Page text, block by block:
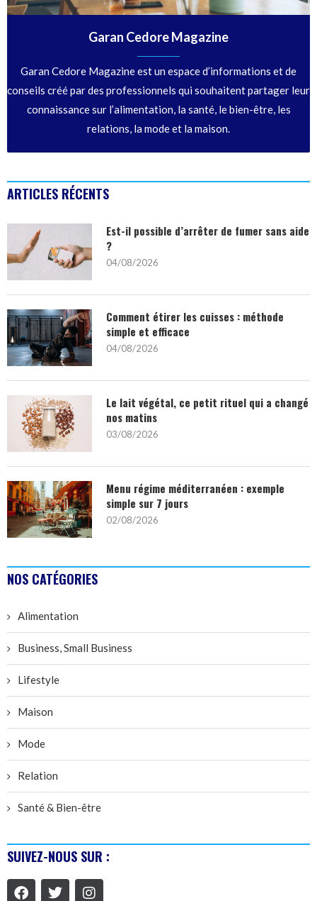
Garan Cedore Magazine
Garan Cedore Magazine est un espace d’informations et de
conseils créé par des professionnels qui souhaitent partager leur
connaissance sur l’alimentation, la santé, le bien-être, les
relations, la mode et la maison.
ARTICLES RÉCENTS
Est-il possible d’arrêter de fumer sans aide
?
04/08/2026
Comment étirer les cuisses : méthode
simple et efficace
04/08/2026
Le lait végétal, ce petit rituel qui a changé
nos matins
03/08/2026
Menu régime méditerranéen : exemple
simple sur 7 jours
02/08/2026
NOS CATÉGORIES
Alimentation
Business, Small Business
Lifestyle
Maison
Mode
Relation
Santé & Bien-être
SUIVEZ-NOUS SUR :